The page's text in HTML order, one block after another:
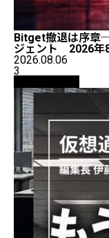
Bitget撤退は序章
ジェント 2026年
2026.08.06
3